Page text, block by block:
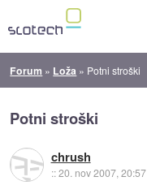
Forum » Loža » Potni stroški
Potni stroški
chrush
::20. nov 2007, 20:57